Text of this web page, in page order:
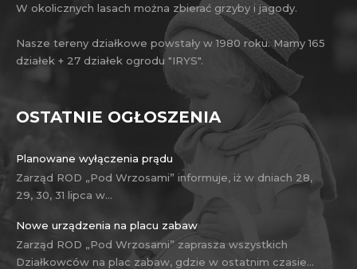
W okolicznych lasach można zbierać grzyby i jagody.
Nasze tereny działkowe powstały w 1980 roku. Mamy 165
działek + 27 działek ogrodu "IRYS".
OSTATNIE OGŁOSZENIA
Planowane wyłączenia prądu
Zarząd ROD „Pod Wrzosami” informuje, iż w dniach 28,
29, 30, 31 lipca w…
Nowe urządzenia na placu zabaw
Zarząd ROD „Pod Wrzosami” zaprasza wszystkich
Działkowców na plac zabaw, gdzie w ostatnim czasie…